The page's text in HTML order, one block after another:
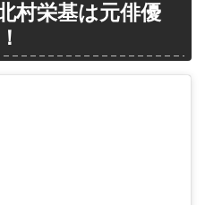
村栄基は元俳優